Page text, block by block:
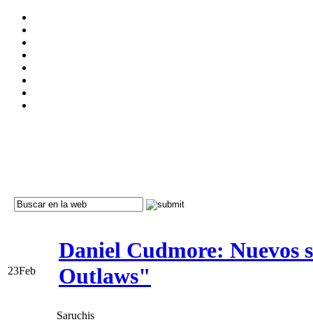
23Feb
Daniel Cudmore: Nuevos
Outlaws"
Saruchis